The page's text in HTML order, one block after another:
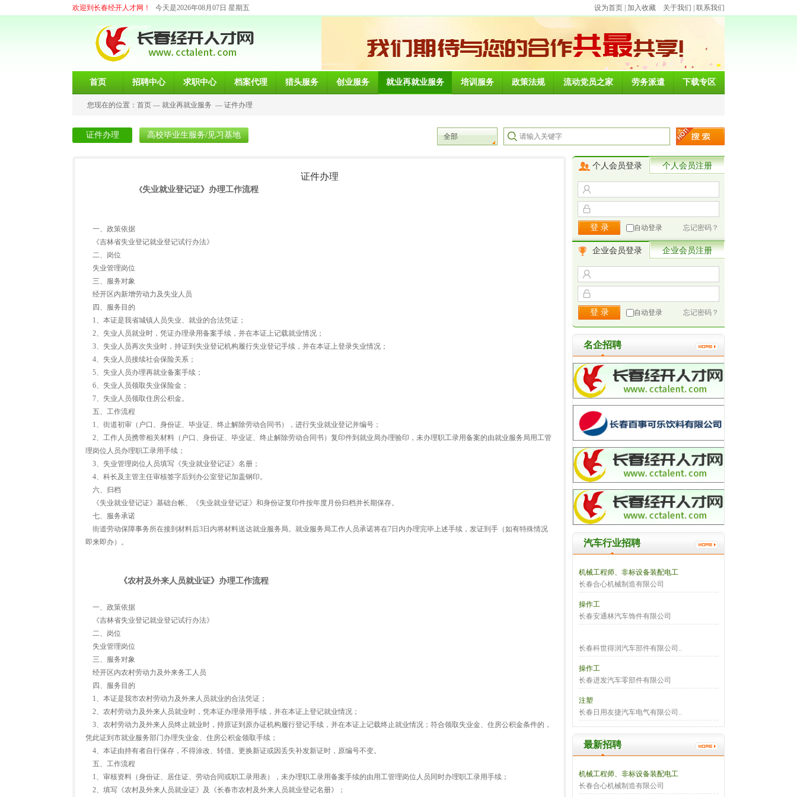
欢迎到长春经开人才网！ 今天是2026年08月07日 星期五 设为首页 加入收藏 关于我们 联系我们
首页 招聘中心 求职中心 档案代理 猎头服务 创业服务 就业再就业服务 培训服务 政策法规 流动党员之家 劳务派遣 下载专区
您现在的位置： 首页 — 就业再就业服务 — 证件办理
证件办理 高校毕业生服务/见习基地 全部
证件办理
《失业就业登记证》办理工作流程
一、政策依据
《吉林省失业登记就业登记试行办法》
二、岗位
失业管理岗位
三、服务对象
经开区内新增劳动力及失业人员
四、服务目的
1、本证是我省城镇人员失业、就业的合法凭证；
2、失业人员就业时，凭证办理录用备案手续，并在本证上记载就业情况；
3、失业人员再次失业时，持证到失业登记机构履行失业登记手续，并在本证上登录失业情况；
4、失业人员接续社会保险关系；
5、失业人员办理再就业备案手续；
6、失业人员领取失业保险金；
7、失业人员领取住房公积金。
五、工作流程
1、街道初审（户口、身份证、毕业证、终止解除劳动合同书），进行失业就业登记并编号；
2、工作人员携带相关材料（户口、身份证、毕业证、终止解除劳动合同书）复印件到就业局办理验印，未办理职工录用备案的由就业服务局用工管
理岗位人员办理职工录用手续；
3、失业管理岗位人员填写《失业就业登记证》名册；
4、科长及主管主任审核签字后到办公室登记加盖钢印。
六、归档
《失业就业登记证》基础台帐、《失业就业登记证》和身份证复印件按年度月份归档并长期保存。
七、服务承诺
街道劳动保障事务所在接到材料后3日内将材料送达就业服务局。就业服务局工作人员承诺将在7日内办理完毕上述手续，发证到手（如有特殊情况
即来即办）。
《农村及外来人员就业证》办理工作流程
一、政策依据
《吉林省失业登记就业登记试行办法》
二、岗位
失业管理岗位
三、服务对象
经开区内农村劳动力及外来务工人员
四、服务目的
1、本证是我市农村劳动力及外来人员就业的合法凭证；
2、农村劳动力及外来人员就业时，凭本证办理录用手续，并在本证上登记就业情况；
3、农村劳动力及外来人员终止就业时，持原证到原办证机构履行登记手续，并在本证上记载终止就业情况；符合领取失业金、住房公积金条件的，
凭此证到市就业服务部门办理失业金、住房公积金领取手续；
4、本证由持有者自行保存，不得涂改、转借。更换新证或因丢失补发新证时，原编号不变。
五、工作流程
1、审核资料（身份证、居住证、劳动合同或职工录用表），未办理职工录用备案手续的由用工管理岗位人员同时办理职工录用手续；
2、填写《农村及外来人员就业证》及《长春市农村及外来人员就业登记名册》；
个人会员登录 个人会员注册
自动登录 忘记密码？
企业会员登录 企业会员注册
自动登录 忘记密码？
名企招聘
汽车行业招聘
机械工程师、非标设备装配电工
长春合心机械制造有限公司
操作工
长春安通林汽车饰件有限公司
长春科世得润汽车部件有限公司..
操作工
长春进发汽车零部件有限公司
注塑
长春日用友捷汽车电气有限公司..
最新招聘
机械工程师、非标设备装配电工
长春合心机械制造有限公司